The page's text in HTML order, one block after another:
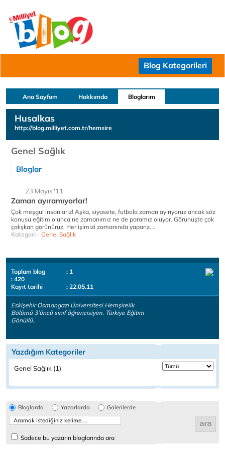
Blog Kategorileri
Ana Sayfam Hakkımda Bloglarım
Husalkas
http://blog.milliyet.com.tr/hemsire
Genel Sağlık
Bloglar
23 Mayıs '11
Zaman ayıramıyorlar!
Çok meşgul insanlarız! Aşka, siyasete, futbola zaman ayırıyoruz ancak söz
konusu eğitim olunca ne zamanımız ne de paramız oluyor. Görünüşte çok
çalışkan görünürüz. Her işimizi zamanında yaparız. ..
Kategori : Genel Sağlık
Toplam blog
: 1
: 420
Kayıt tarihi
: 22.05.11
Eskişehir Osmangazi Üniversitesi Hemşirelik
Bölümü 3'üncü sınıf öğrencisiyim. Türkiye Eğitim
Gönüllü..
Yazdığım Kategoriler
Genel Sağlık (1)
Bloglarda Yazarlarda Galerilerde
Sadece bu yazarın bloglarında ara